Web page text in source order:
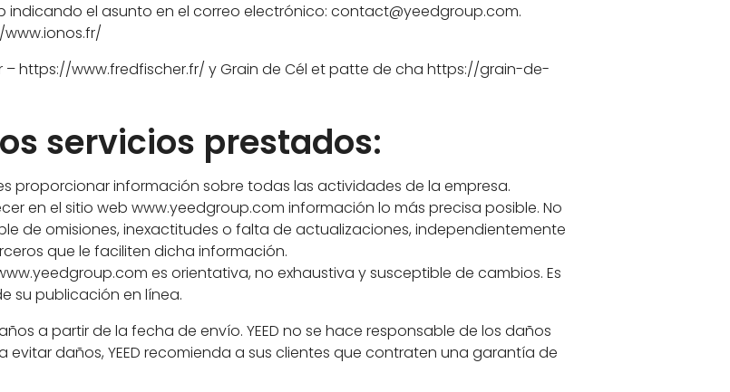
indicando el asunto en el correo electrónico: contact@yeedgroup.com.
– https://www.fredfischer.fr/ y Grain de Cél et patte de cha https://grain-de-
servicios prestados:
proporcionar información sobre todas las actividades de la empresa.
en el sitio web www.yeedgroup.com información lo más precisa posible. No
de omisiones, inexactitudes o falta de actualizaciones, independientemente
que le faciliten dicha información.
es orientativa, no exhaustiva y susceptible de cambios. Es
su publicación en línea.
a partir de la fecha de envío. YEED no se hace responsable de los daños
daños, YEED recomienda a sus clientes que contraten una garantía de